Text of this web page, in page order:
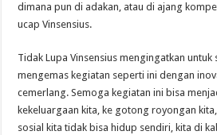
dimana pun di adakan, atau di ajang
ucap Vinsensius.
Tidak Lupa Vinsensius mengingatkan untuk
mengemas kegiatan seperti ini dengan
cemerlang. Semoga kegiatan ini bisa
kekeluargaan kita, ke gotong royongan
sosial kita tidak bisa hidup sendiri, kita di